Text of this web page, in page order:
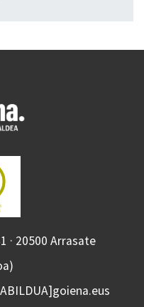
· 20500 Arrasate